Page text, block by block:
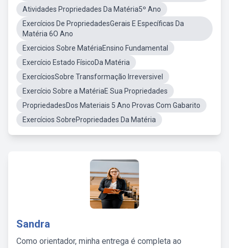
Atividades Propriedades Da Matéria5º Ano
Exercícios De PropriedadesGerais E Específicas Da
Matéria 6O Ano
Exercicios Sobre MatériaEnsino Fundamental
Exercício Estado FísicoDa Matéria
ExercíciosSobre Transformação Irreversivel
Exercício Sobre a MatériaE Sua Propriedades
PropriedadesDos Materiais 5 Ano Provas Com Gabarito
Exercícios SobrePropriedades Da Matéria
Sandra
Como orientador, minha entrega é completa ao